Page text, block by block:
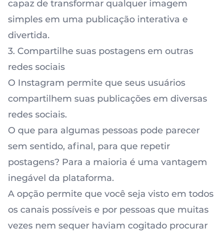
capaz de transformar qualquer imagem
simples em uma publicação interativa e
divertida.
3. Compartilhe suas postagens em outras
redes sociais
O Instagram permite que seus usuários
compartilhem suas publicações em diversas
redes sociais.
O que para algumas pessoas pode parecer
sem sentido, afinal, para que repetir
postagens? Para a maioria é uma vantagem
inegável da plataforma.
A opção permite que você seja visto em todos
os canais possíveis e por pessoas que muitas
vezes nem sequer haviam cogitado procurar